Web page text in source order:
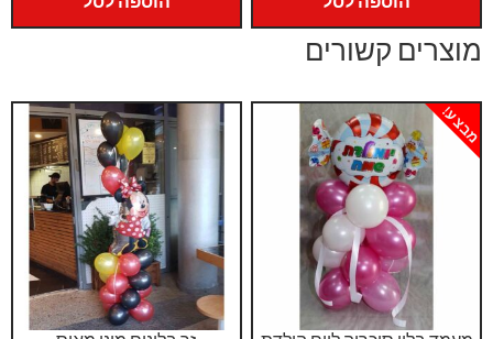
מוצרים קשורים
מבצע!